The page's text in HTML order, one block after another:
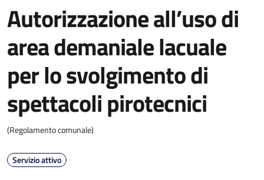
Autorizzazione all’uso di
area demaniale lacuale
per lo svolgimento di
spettacoli pirotecnici
(Regolamento comunale)
Servizio attivo